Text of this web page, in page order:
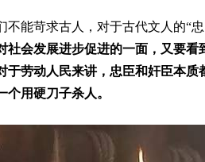
能苛求古人，对于古代文人的“
社会发展进步促进的一面，又要看
于劳动人民来讲，忠臣和奸臣本质
用硬刀子杀人。